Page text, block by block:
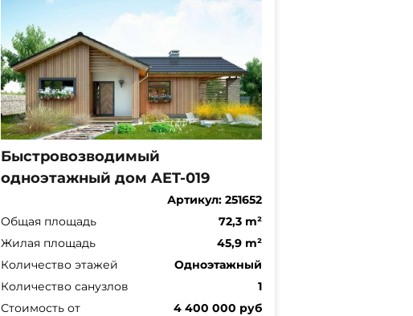
Быстровозводимый
одноэтажный дом AET-019
Артикул: 251652
Общая площадь
72,3 m²
Жилая площадь
45,9 m²
Количество этажей
Одноэтажный
Количество санузлов
1
Стоимость от
4 400 000 руб